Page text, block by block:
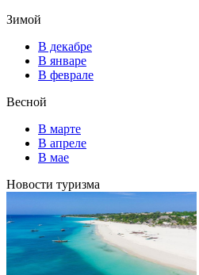
Зимой
В декабре
В январе
В феврале
Весной
В марте
В апреле
В мае
Новости туризма